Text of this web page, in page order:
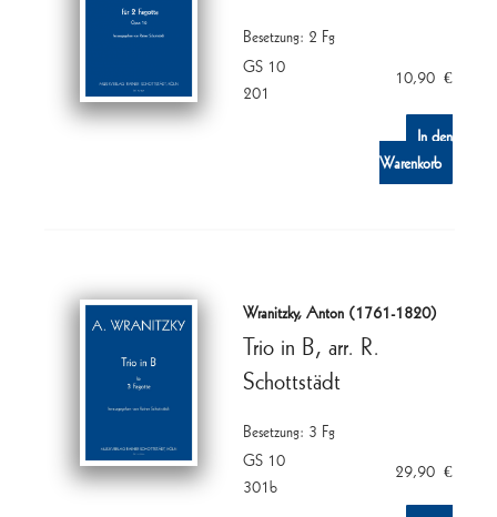
Besetzung: 2 Fg
GS 10
201
10,90 €
In den
Warenkorb
Wranitzky, Anton (1761-1820)
Trio in B, arr. R.
Schottstädt
Besetzung: 3 Fg
GS 10
301b
29,90 €